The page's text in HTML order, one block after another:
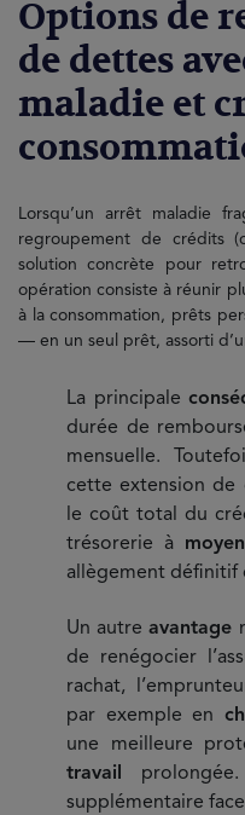
Options de
de dettes
maladie et
Lorsqu’un arrêt maladie
regroupement de crédits
solution concrète pour
opération consiste à réunir
à la consommation, prêts
— en un seul prêt, assorti
La principale
durée de
mensuelle.
cette extension de
le coût total du
trésorerie à
allègement définitif
Un autre avantage
de renégocier
rachat,
par exemple en
une meilleure
travail
supplémentaire face